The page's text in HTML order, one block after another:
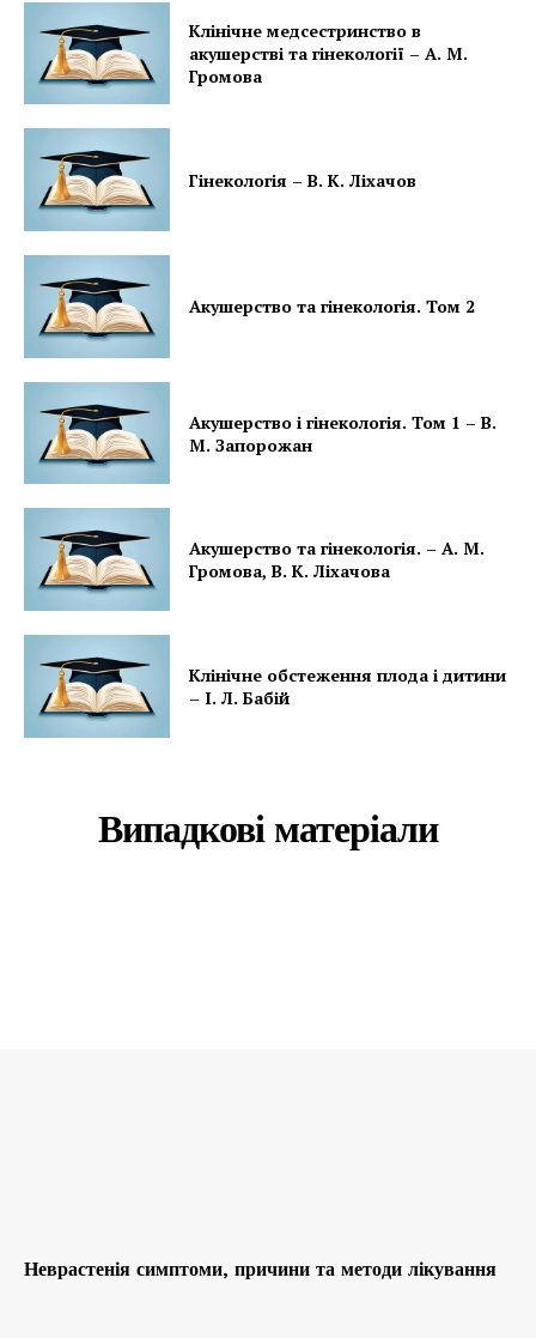
Клінічне медсестринство в
акушерстві та гінекології – А. М.
Громова
Гінекологія – В. К. Ліхачов
Акушерство та гінекологія. Том 2
Акушерство і гінекологія. Том 1 – В.
М. Запорожан
Акушерство та гінекологія. – А. М.
Громова, В. К. Ліхачова
Клінічне обстеження плода і дитини
– І. Л. Бабій
Випадкові матеріали
Неврастенія симптоми, причини та методи лікування